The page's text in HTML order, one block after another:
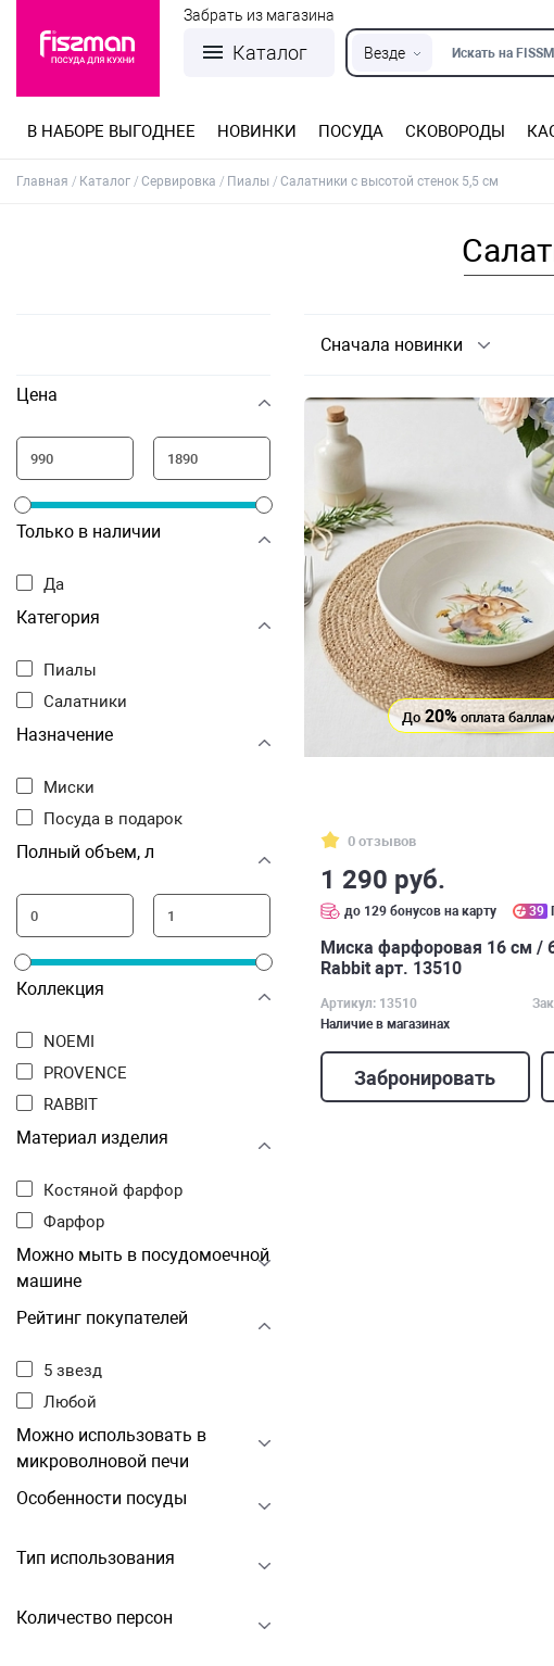
Каталог Везде Искать на
Забрать из магазина
В НАБОРЕ ВЫГОДНЕЕ НОВИНКИ ПОСУДА СКОВОРОДЫ
Главная Каталог Сервировка Пиалы Салатники с высотой стенок 5,5 см
Цена
Только в наличии
Да
Категория
Пиалы
Салатники
Назначение
Миски
Посуда в подарок
Полный объем, л
Коллекция
NOEMI
PROVENCE
RABBIT
Материал изделия
Костяной фарфор
Фарфор
Можно мыть в посудомоечной
машине
Рейтинг покупателей
5 звезд
Любой
Можно использовать в
микроволновой печи
Особенности посуды
Тип использования
Количество персон
Сначала новинки
До20%оплата
0 отзывов
1 290 руб.
до 129 бонусов на карту 39
Миска фарфоровая 16 см /
Rabbit арт. 13510
Артикул: 13510
Наличие в магазинах
Забронировать